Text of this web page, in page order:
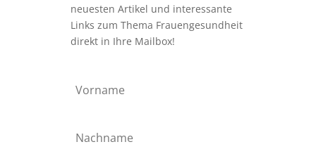
neuesten Artikel und interessante
Links zum Thema Frauengesundheit
direkt in Ihre Mailbox!